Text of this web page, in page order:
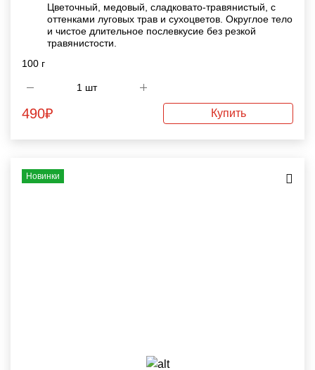
Цветочный, медовый, сладковато-травянистый, с
оттенками луговых трав и сухоцветов. Округлое тело
и чистое длительное послевкусие без резкой
травянистости.
100 г
490₽ Купить
Новинки